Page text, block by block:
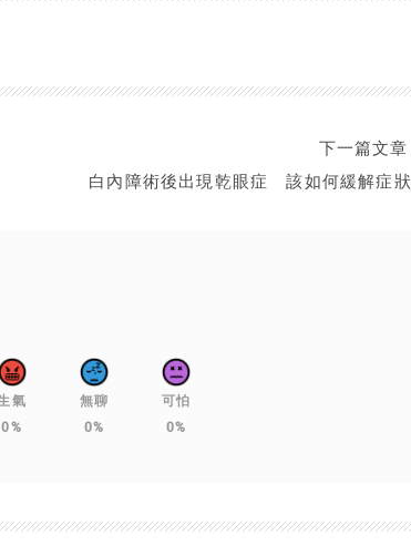
下一篇文章
白內障術後出現乾眼症 該如何緩解症狀
氣
0%
無聊
0%
可怕
0%